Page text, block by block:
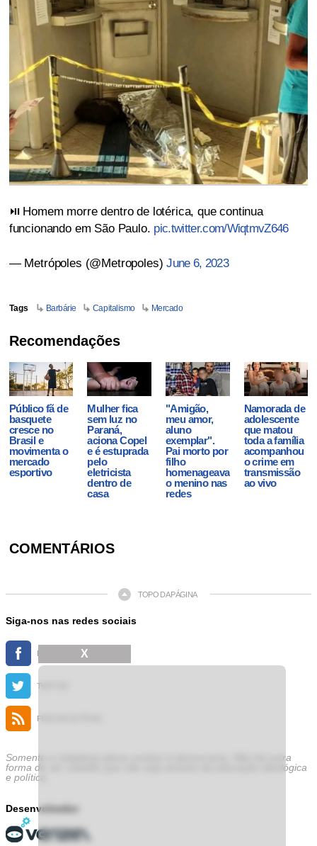
⏯️ Homem morre dentro de lotérica, que continua
funcionando em São Paulo. pic.twitter.com/WiqtmvZ646
— Metrópoles (@Metropoles)June 6, 2023
Tags Barbárie Capitalismo Mercado
Recomendações
Público fã de
basquete
cresce no
Brasil e
movimenta o
mercado
esportivo
Mulher fica
sem luz no
Paraná,
aciona Copel
e é estuprada
pelo
eletricista
dentro de
casa
"Amigão,
meu amor,
aluno
exemplar".
Pai morto por
filho
homenageava
o menino nas
redes
Namorada de
adolescente
que matou
toda a família
acompanhou
o crime em
transmissão
ao vivo
COMENTÁRIOS
TOPO DA PÁGINA
Siga-nos nas redes sociais
TWITTER
FEED DE NOTÍCIAS
Somente a cidadania plena conduz à democracia. Não há outra
forma de ser cidadão que não seja através da educação ideológica
e política.
Desenvolvedor
X